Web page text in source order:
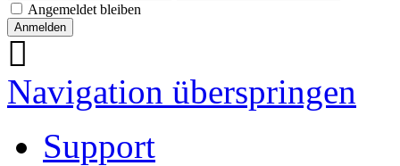
Angemeldet bleiben
Navigation überspringen
Support